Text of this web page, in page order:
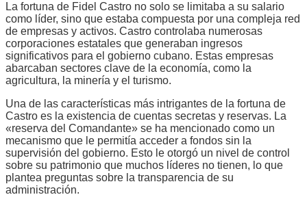
La fortuna de Fidel Castro no solo se limitaba a su salario
como líder, sino que estaba compuesta por una compleja red
de empresas y activos. Castro controlaba numerosas
corporaciones estatales que generaban ingresos
significativos para el gobierno cubano. Estas empresas
abarcaban sectores clave de la economía, como la
agricultura, la minería y el turismo.
Una de las características más intrigantes de la fortuna de
Castro es la existencia de cuentas secretas y reservas. La
«reserva del Comandante» se ha mencionado como un
mecanismo que le permitía acceder a fondos sin la
supervisión del gobierno. Esto le otorgó un nivel de control
sobre su patrimonio que muchos líderes no tienen, lo que
plantea preguntas sobre la transparencia de su
administración.